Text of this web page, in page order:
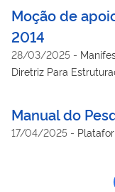
Moção de
2014
28/03/2025 -
Diretriz Para
constituir Pólos de
SUS, com vistas a
Manual do
17/04/2025 -